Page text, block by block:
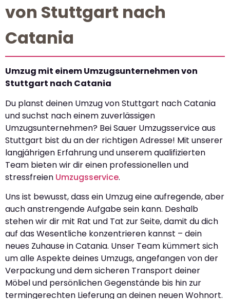
von Stuttgart nach
Catania
Umzug mit einem Umzugsunternehmen von
Stuttgart nach Catania
Du planst deinen Umzug von Stuttgart nach Catania
und suchst nach einem zuverlässigen
Umzugsunternehmen? Bei Sauer Umzugsservice aus
Stuttgart bist du an der richtigen Adresse! Mit unserer
langjährigen Erfahrung und unserem qualifizierten
Team bieten wir dir einen professionellen und
stressfreien Umzugsservice.
Uns ist bewusst, dass ein Umzug eine aufregende, aber
auch anstrengende Aufgabe sein kann. Deshalb
stehen wir dir mit Rat und Tat zur Seite, damit du dich
auf das Wesentliche konzentrieren kannst – dein
neues Zuhause in Catania. Unser Team kümmert sich
um alle Aspekte deines Umzugs, angefangen von der
Verpackung und dem sicheren Transport deiner
Möbel und persönlichen Gegenstände bis hin zur
termingerechten Lieferung an deinen neuen Wohnort.